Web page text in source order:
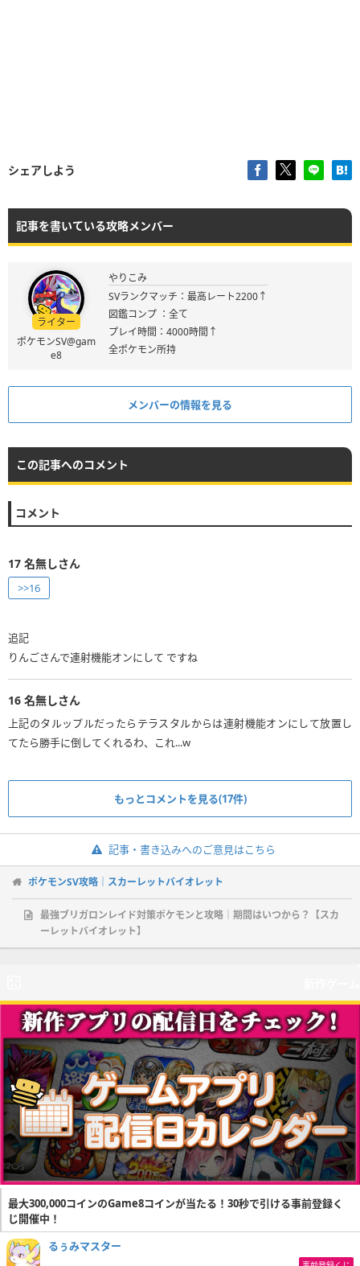
シェアしよう
記事を書いている攻略メンバー
ライター
ポケモンSV@gam
e8
やりこみ
SVランクマッチ：最高レート2200↑
図鑑コンプ ：全て
プレイ時間：4000時間↑
全ポケモン所持
メンバーの情報を見る
この記事へのコメント
コメント
17 名無しさん
>>16
追記
りんごさんで連射機能オンにして ですね
16 名無しさん
上記のタルップルだったらテラスタルからは連射機能オンにして放置し
てたら勝手に倒してくれるわ、これ...w
もっとコメントを見る(17件)
記事・書き込みへのご意見はこちら
ポケモンSV攻略｜スカーレットバイオレット
最強ブリガロンレイド対策ポケモンと攻略｜期間はいつから？【スカ
ーレットバイオレット】
最大300,000コインのGame8コインが当たる！30秒で引ける事前登録く
じ開催中！
るぅみマスター